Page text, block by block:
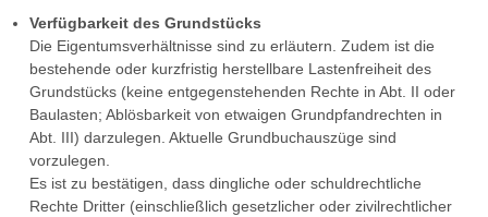
Verfügbarkeit des Grundstücks
Die Eigentumsverhältnisse sind zu erläutern. Zudem ist die
bestehende oder kurzfristig herstellbare Lastenfreiheit des
Grundstücks (keine entgegenstehenden Rechte in Abt. II oder
Baulasten; Ablösbarkeit von etwaigen Grundpfandrechten in
Abt. III) darzulegen. Aktuelle Grundbuchauszüge sind
vorzulegen.
Es ist zu bestätigen, dass dingliche oder schuldrechtliche
Rechte Dritter (einschließlich gesetzlicher oder zivilrechtlicher